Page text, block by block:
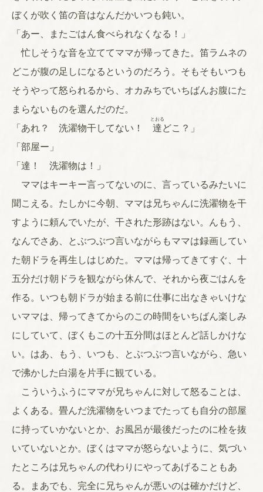
ぼくが吹く笛の音はなんだかいつも鈍い。
「あー、またごはん食べられなくなる！」
忙しそうな音を立ててママが帰ってきた。笛ラムネの
どこが腹の足しになるというのだろう。そもそもいつも
そうやって怒られるから、オカみちでいちばんお腹にた
まらないものを選んだのだ。
「あれ？ 洗濯物干してない！ 達
とおる
どこ？」
「部屋ー」
「達！ 洗濯物は！」
ママはキーキー言ってないのに、言っているみたいに
聞こえる。たしかに今朝、ママは兄ちゃんに洗濯物を干
すように頼んでいたが、干された形跡はない。んもう、
なんでさあ、とぶつぶつ言いながらもママは録画してい
た朝ドラを再生しはじめた。ママは帰ってきてすぐ、十
五分だけ朝ドラを観ながら休んで、それから夜ごはんを
作る。いつも朝ドラが始まる前に仕事に出なきゃいけな
いママは、帰ってきてからのこの時間をいちばん楽しみ
にしていて、ぼくもこの十五分間はほとんど話しかけな
い。はあ、もう、いつも、とぶつぶつ言いながら、急い
で沸かした白湯を片手に観ている。
こういうふうにママが兄ちゃんに対して怒ることは、
よくある。畳んだ洗濯物をいつまでたっても自分の部屋
に持っていかないとか、お風呂が最後だったのに栓を抜
いていないとか。ぼくはママが怒らないように、気づい
たところは兄ちゃんの代わりにやってあげることもあ
る。まあでも、完全に兄ちゃんが悪いのは確かだけど、